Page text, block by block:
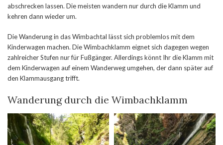
abschrecken lassen. Die meisten wandern nur durch die Klamm und
kehren dann wieder um.
Die Wanderung in das Wimbachtal lässt sich problemlos mit dem
Kinderwagen machen. Die Wimbachklamm eignet sich dagegen wegen
zahlreicher Stufen nur für Fußgänger. Allerdings könnt Ihr die Klamm mit
dem Kinderwagen auf einem Wanderweg umgehen, der dann später auf
den Klammausgang trifft.
Wanderung durch die Wimbachklamm